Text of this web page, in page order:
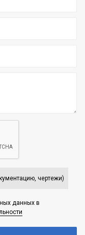
чертежи)
данных в